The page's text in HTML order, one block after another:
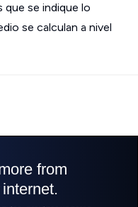
que se indique lo
se calculan a nivel